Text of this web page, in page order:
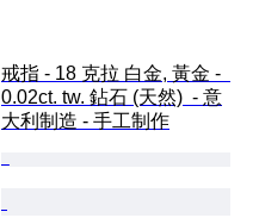
戒指 - 18 克拉 白金, 黃金 -
0.02ct. tw. 鉆石 (天然)  - 意
大利制造 - 手工制作